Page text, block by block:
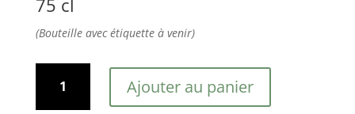
75 cl
(Bouteille avec étiquette à venir)
Garanoir
Ajouter au panier